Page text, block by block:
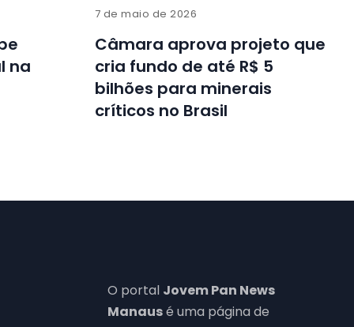
na
7 de maio de 2026
Câmara aprova projeto que
cria fundo de até R$ 5
bilhões para minerais
críticos no Brasil
O portal Jovem Pan News
Manausé uma página de